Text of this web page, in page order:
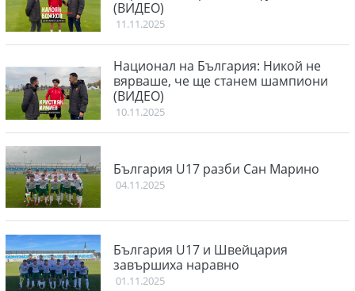
(ВИДЕО)
11.11.2025
Национал на България: Никой не
вярваше, че ще станем шампиони
(ВИДЕО)
10.11.2025
България U17 разби Сан Марино
04.11.2025
България U17 и Швейцария
завършиха наравно
01.11.2025